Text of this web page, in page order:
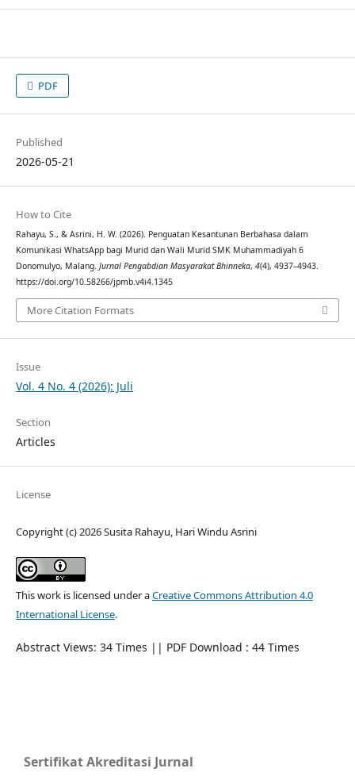
PDF
Published
2026-05-21
How to Cite
Rahayu, S., & Asrini, H. W. (2026). Penguatan Kesantunan Berbahasa dalam
Komunikasi WhatsApp bagi Murid dan Wali Murid SMK Muhammadiyah 6
Donomulyo, Malang. Jurnal Pengabdian Masyarakat Bhinneka, 4(4), 4937–4943.
https://doi.org/10.58266/jpmb.v4i4.1345
More Citation Formats
Issue
Vol. 4 No. 4 (2026): Juli
Section
Articles
License
Copyright (c) 2026 Susita Rahayu, Hari Windu Asrini
This work is licensed under aCreative Commons Attribution 4.0
International License.
Abstract Views: 34 Times || PDF Download : 44 Times
Sertifikat Akreditasi Jurnal